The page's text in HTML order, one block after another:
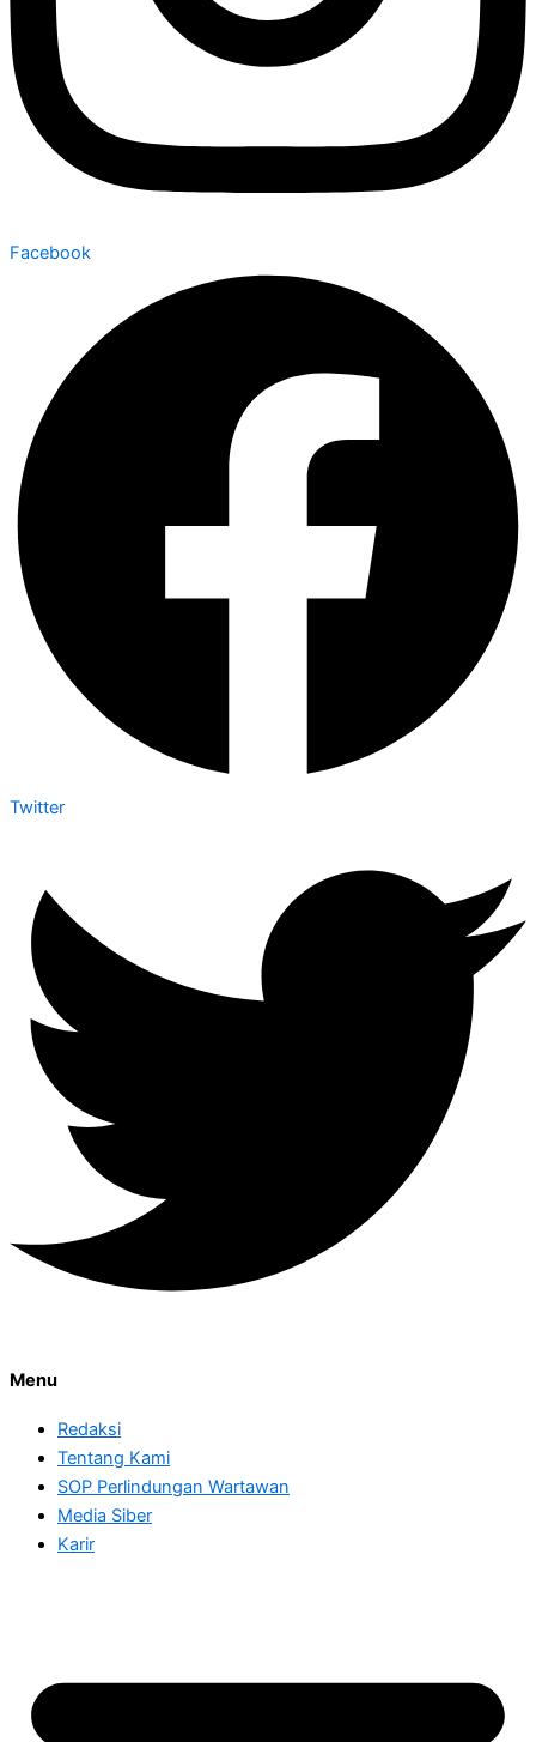
Facebook
Twitter
Menu
Redaksi
Tentang Kami
SOP Perlindungan Wartawan
Media Siber
Karir